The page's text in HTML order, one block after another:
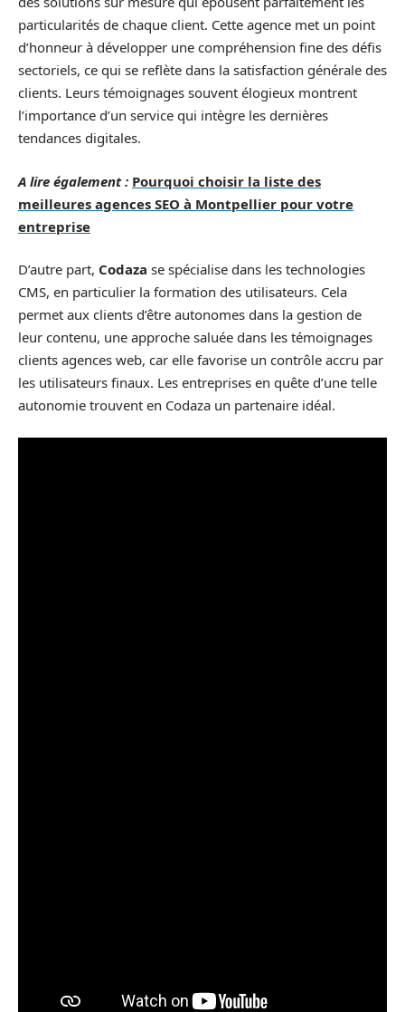
particularités de chaque client. Cette agence met un point
d’honneur à développer une compréhension fine des défis
sectoriels, ce qui se reflète dans la satisfaction générale des
clients. Leurs témoignages souvent élogieux montrent
l’importance d’un service qui intègre les dernières
tendances digitales.
A lire également : Pourquoi choisir la liste des
meilleures agences SEO à Montpellier pour votre
entreprise
D’autre part, Codaza se spécialise dans les technologies
CMS, en particulier la formation des utilisateurs. Cela
permet aux clients d’être autonomes dans la gestion de
leur contenu, une approche saluée dans les témoignages
clients agences web, car elle favorise un contrôle accru par
les utilisateurs finaux. Les entreprises en quête d’une telle
autonomie trouvent en Codaza un partenaire idéal.